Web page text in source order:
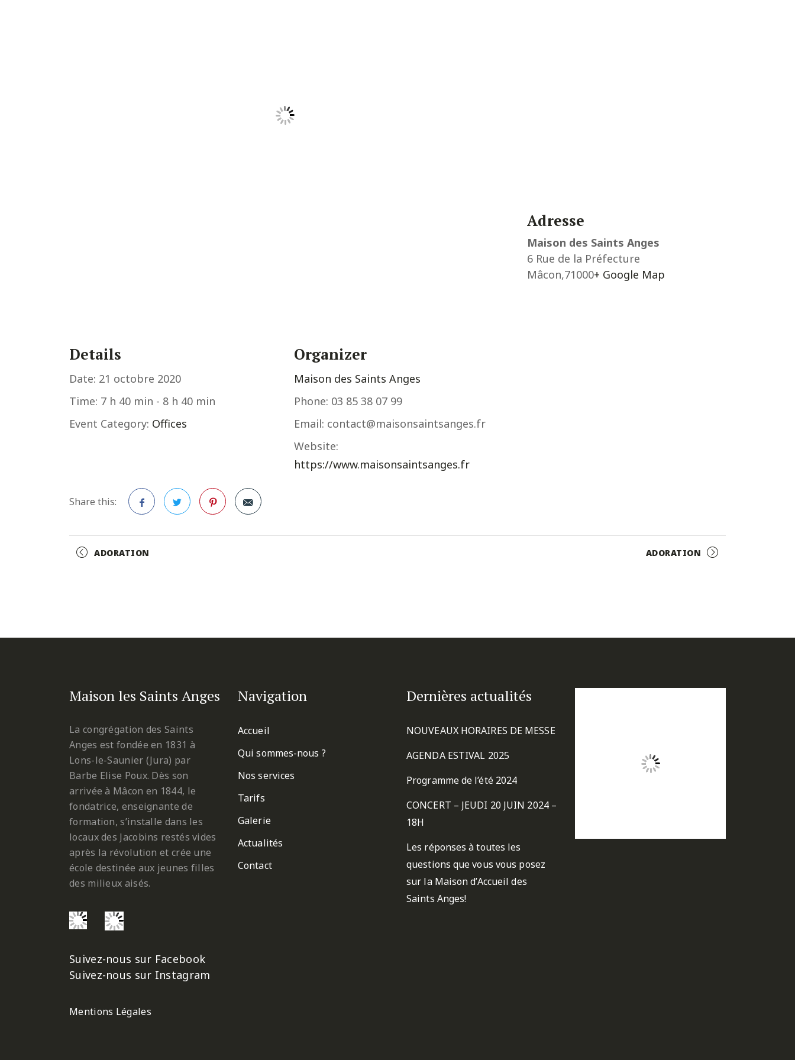
Details
Date: 21 octobre 2020
Time: 7 h 40 min - 8 h 40 min
Event Category: Offices
Organizer
Maison des Saints Anges
Phone: 03 85 38 07 99
Email: contact@maisonsaintsanges.fr
Website:
https://www.maisonsaintsanges.fr
Share this:
Adresse
Maison des Saints Anges
6 Rue de la Préfecture
Mâcon,71000+ Google Map
Event
ADORATION ADORATION
Maison les Saints Anges
La congrégation des Saints
Anges est fondée en 1831 à
Lons-le-Saunier (Jura) par
Barbe Elise Poux. Dès son
arrivée à Mâcon en 1844, le
fondatrice, enseignante de
formation, s’installe dans les
locaux des Jacobins restés vides
après la révolution et crée une
école destinée aux jeunes filles
des milieux aisés.
Suivez-nous sur Facebook
Suivez-nous sur Instagram
Mentions Légales
Navigation
Accueil
Qui sommes-nous ?
Nos services
Tarifs
Galerie
Actualités
Contact
Dernières actualités
NOUVEAUX HORAIRES DE MESSE
AGENDA ESTIVAL 2025
Programme de l’été 2024
CONCERT – JEUDI 20 JUIN 2024 –
18H
Les réponses à toutes les
questions que vous vous posez
sur la Maison d’Accueil des
Saints Anges!